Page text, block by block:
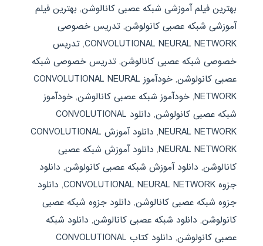
بهترین فیلم آموزشی شبکه عصبی کانالوشن, بهترین فیلم
آموزشی شبکه عصبی کانولوشن, تدریس خصوصی
CONVOLUTIONAL NEURAL NETWORK
, تدریس
خصوصی شبکه عصبی کانالوشن, تدریس خصوصی شبکه
عصبی کانولوشن,
خودآموز CONVOLUTIONAL NEURAL
NETWORK
, خودآموز شبکه عصبی کانالوشن, خودآموز
شبکه عصبی کانولوشن,
دانلود CONVOLUTIONAL
NEURAL NETWORK
,
دانلود آموزش CONVOLUTIONAL
NEURAL NETWORK
, دانلود آموزش شبکه عصبی
کانالوشن, دانلود آموزش شبکه عصبی کانولوشن, دانلود
جزوه CONVOLUTIONAL NEURAL NETWORK
, دانلود
جزوه شبکه عصبی کانالوشن, دانلود جزوه شبکه عصبی
کانولوشن, دانلود شبکه عصبی کانالوشن, دانلود شبکه
عصبی کانولوشن,
دانلود کتاب CONVOLUTIONAL